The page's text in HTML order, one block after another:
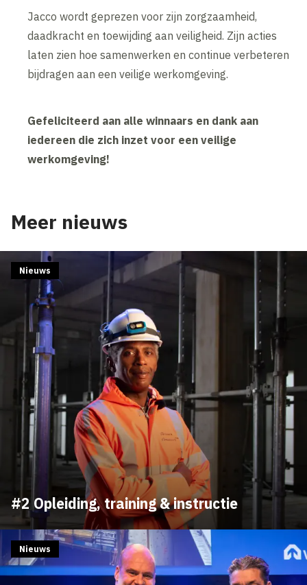
Jacco wordt geprezen voor zijn zorgzaamheid,
daadkracht en toewijding aan veiligheid. Zijn acties
laten zien hoe samenwerken en continue verbeteren
bijdragen aan een veilige werkomgeving.
Gefeliciteerd aan alle winnaars en dank aan
iedereen die zich inzet voor een veilige
werkomgeving!
Meer nieuws
#2 Opleiding, training & instructie
Nieuws
Nieuws